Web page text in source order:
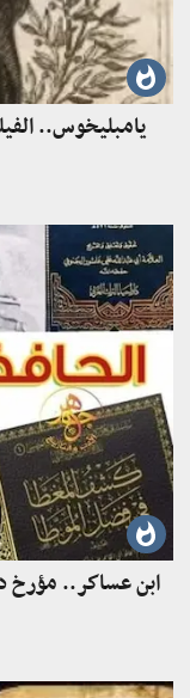
يامبليخوس..
ابن عساكر.. مؤرخ